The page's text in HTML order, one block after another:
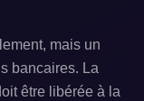
mais un
bancaires. La
être libérée à la